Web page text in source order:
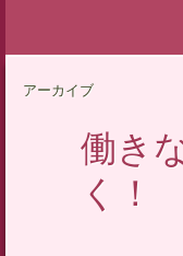
アーカイブ
働き
く！